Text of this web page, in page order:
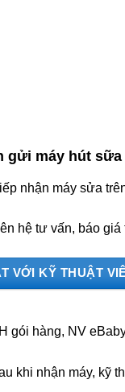
gửi máy hút
nhận máy sửa
hệ tư vấn, báo
VỚI KỸ THUẬT
gói hàng, NV
khi nhận máy, kỹ